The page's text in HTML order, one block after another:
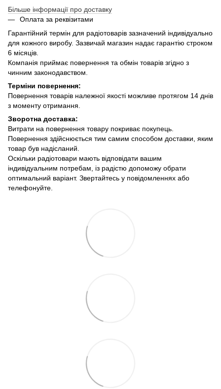
Більше інформації про доставку
Оплата за реквізитами
Гарантійний термін для радіотоварів зазначений індивідуально
для кожного виробу. Зазвичай магазин надає гарантію строком
6 місяців.
Компанія приймає повернення та обмін товарів згідно з
чинним законодавством.
Терміни повернення:
Повернення товарів належної якості можливе протягом 14 днів
з моменту отримання.
Зворотна доставка:
Витрати на повернення товару покриває покупець.
Повернення здійснюється тим самим способом доставки, яким
товар був надісланий.
Оскільки радіотовари мають відповідати вашим
індивідуальним потребам, із радістю допоможу обрати
оптимальний варіант. Звертайтесь у повідомленнях або
телефонуйте.